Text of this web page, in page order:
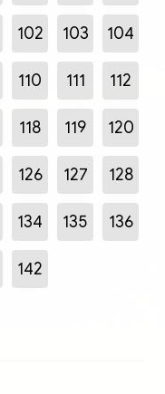
102 103 104
110 111 112
118 119 120
126 127 128
134 135 136
142